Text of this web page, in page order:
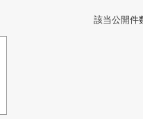
該当公開件